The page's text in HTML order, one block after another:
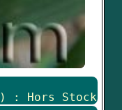
: Hors Stock